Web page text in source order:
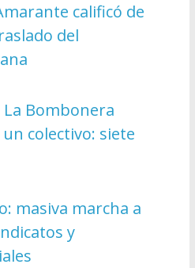
calificó de
del
La Bombonera
colectivo: siete
masiva marcha a
y